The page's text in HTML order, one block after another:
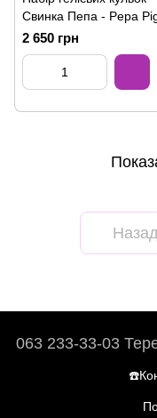
Свинка Пепа - Pepa
2 650 грн
Назад
063 233-33-03